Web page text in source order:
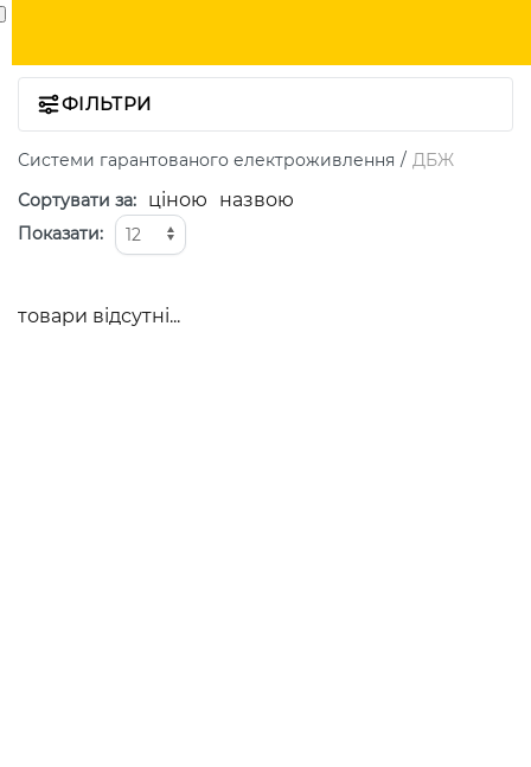
ФІЛЬТРИ
Системи гарантованого електроживлення
ДБЖ
Сортувати за: ціною назвою
Показати:
товари відсутні...